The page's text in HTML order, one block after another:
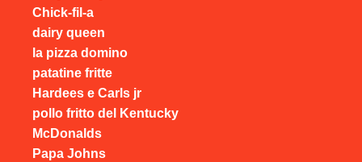
Chick-fil-a
dairy queen
la pizza domino
patatine fritte
Hardees e Carls jr
pollo fritto del Kentucky
McDonalds
Papa Johns